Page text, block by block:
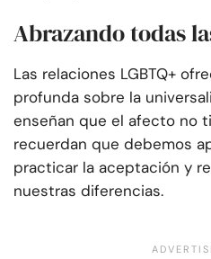
Abrazando todas
Las relaciones LGBTQ+
profunda sobre la
enseñan que el afecto no
recuerdan que debemos
practicar la aceptación y
nuestras diferencias.